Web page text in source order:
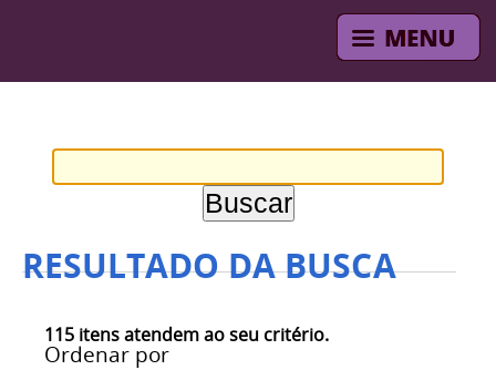
RESULTADO DA BUSCA
115 itens atendem ao seu critério.
Ordenar por